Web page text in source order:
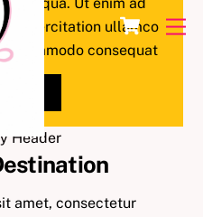
Cart
exercitation ullamco
commodo consequat
amet, consectetur